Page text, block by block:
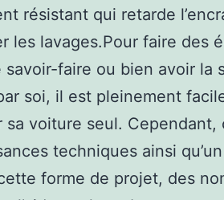
résistant qui retarde
les lavages.Pour faire des
savoir-faire ou bien avoir la
soi, il est pleinement
sa voiture seul.
techniques ainsi
forme de projet, des